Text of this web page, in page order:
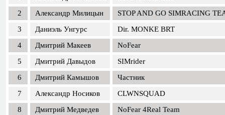
2
Александр Милицын
STOP AND GO SIMRACING
3
Даниэль Унгурс
Dir. MONKE BRT
4
Дмитрий Макеев
NoFear
5
Дмитрий Давыдов
SIMrider
6
Дмитрий Камышов
Частник
7
Александр Носиков
CLWNSQUAD
8
Дмитрий Медведев
NoFear 4Real Team